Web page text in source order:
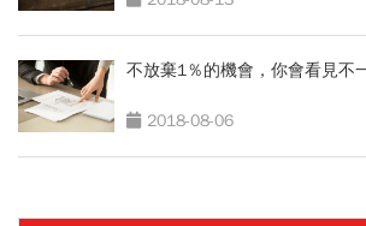
不放棄1％的機會，你會看見不
2018-08-06